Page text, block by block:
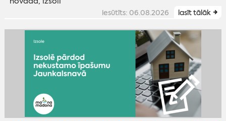
iesūtīts: 06.08.2026 lasīt tālāk